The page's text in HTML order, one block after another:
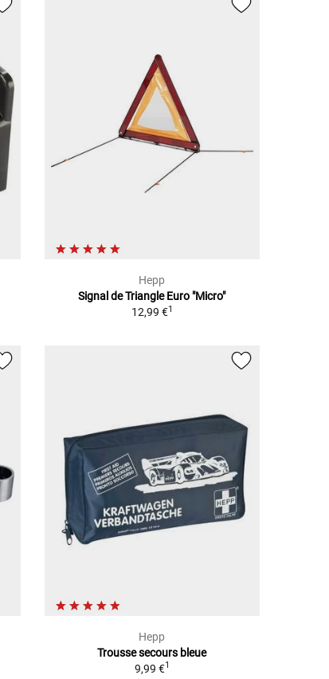
Hepp
Signal de Triangle Euro "Micro"
12,99 €1
Hepp
Trousse secours bleue
9,99 €1